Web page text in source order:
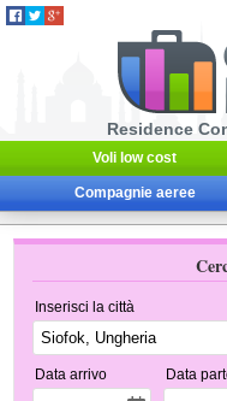
Residence
Voli low cost
Compagnie aeree
Inserisci la città
Data arrivo Data